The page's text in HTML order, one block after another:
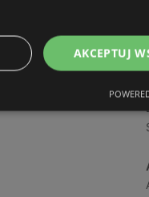
AKCEPTUJ